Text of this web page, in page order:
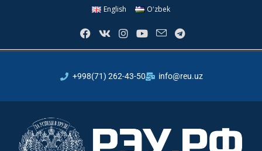
English Oʻzbek
+998(71) 262-43-50 info@reu.uz